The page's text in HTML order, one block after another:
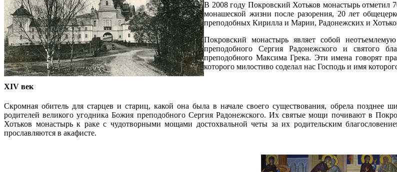
В 2008 году Покровский Хотьков монастырь отметил
монашеской жизни после разорения, 20 лет
преподобных Кирилла и Марии, Радонежских и
Покровский монастырь являет собой
преподобного Сергия Радонежского и святого
преподобного Максима Грека. Эти имена говорят
которого милостиво соделал нас Господь и имя
XIV век
Скромная обитель для старцев и стариц, какой она была в начале своего существования, обрела
родителей великого угодника Божия преподобного Сергия Радонежского. Их святые мощи почивают в
Хотьков монастырь к раке с чудотворными мощами достохвальной четы за их родительским
прославляются в акафисте.